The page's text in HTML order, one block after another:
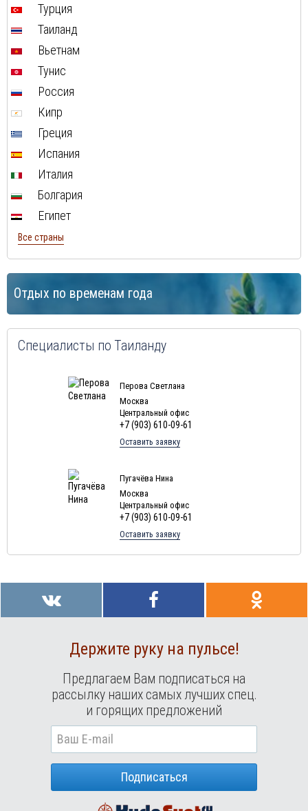
Турция
Таиланд
Вьетнам
Тунис
Россия
Кипр
Греция
Испания
Италия
Болгария
Египет
Все страны
Отдых по временам года
Специалисты по Таиланду
Перова Светлана
Москва
Центральный офис
+7 (903) 610-09-61
Оставить заявку
Пугачёва Нина
Москва
Центральный офис
+7 (903) 610-09-61
Оставить заявку
Держите руку на пульсе!
Предлагаем Вам подписаться на
рассылку наших самых лучших спец.
и горящих предложений
Подписаться